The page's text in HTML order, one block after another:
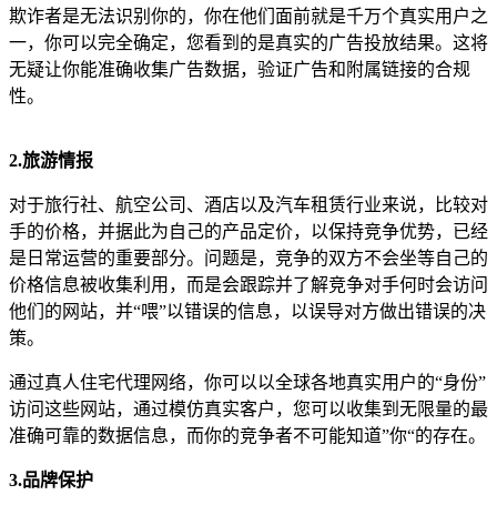
欺诈者是无法识别你的，你在他们面前就是千万个真实用户之
一，你可以完全确定，您看到的是真实的广告投放结果。这将
无疑让你能准确收集广告数据，验证广告和附属链接的合规
性。
2.旅游情报
对于旅行社、航空公司、酒店以及汽车租赁行业来说，比较对
手的价格，并据此为自己的产品定价，以保持竞争优势，已经
是日常运营的重要部分。问题是，竞争的双方不会坐等自己的
价格信息被收集利用，而是会跟踪并了解竞争对手何时会访问
他们的网站，并“喂”以错误的信息，以误导对方做出错误的决
策。
通过真人住宅代理网络，你可以以全球各地真实用户的“身份”
访问这些网站，通过模仿真实客户，您可以收集到无限量的最
准确可靠的数据信息，而你的竞争者不可能知道”你“的存在。
3.品牌保护